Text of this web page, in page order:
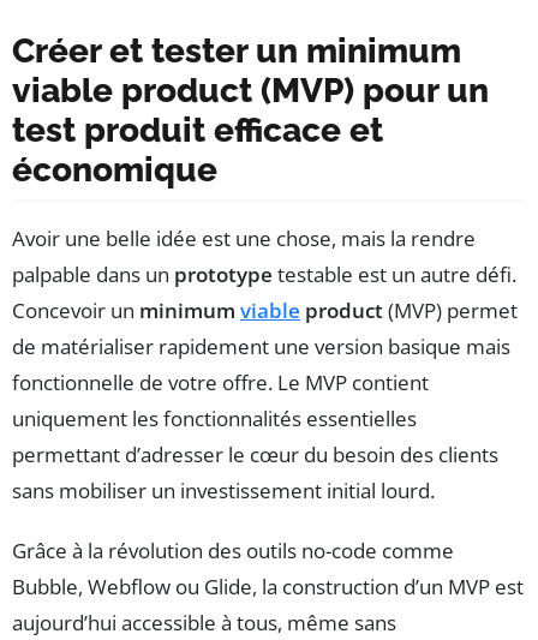
Créer et tester un minimum
viable product (MVP) pour un
test produit efficace et
économique
Avoir une belle idée est une chose, mais la rendre
palpable dans un prototype testable est un autre défi.
Concevoir un minimum viable product(MVP) permet
de matérialiser rapidement une version basique mais
fonctionnelle de votre offre. Le MVP contient
uniquement les fonctionnalités essentielles
permettant d’adresser le cœur du besoin des clients
sans mobiliser un investissement initial lourd.
Grâce à la révolution des outils no-code comme
Bubble, Webflow ou Glide, la construction d’un MVP est
aujourd’hui accessible à tous, même sans